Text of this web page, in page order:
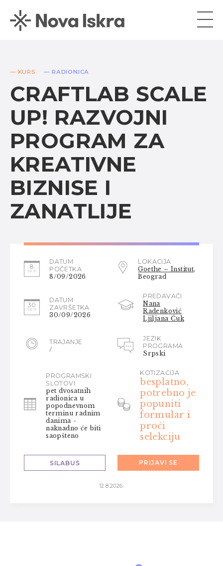
— KURS — RADIONICA
CRAFTLAB SCALE
UP! RAZVOJNI
PROGRAM ZA
KREATIVNE
BIZNISE I
ZANATLIJE
8
SEP
DATUM
POČETKA
8/09/2026
LOKACIJA
Goethe – Institut,
Beograd
30
SEP
DATUM
ZAVRŠETKA
30/09/2026
PREDAVAČI
Nana
Radenković
Ljiljana Ćuk
TRAJANJE
/
JEZIK
PROGRAMA
Srpski
PROGRAMSKI
SLOTOVI
pet dvosatnih
radionica u
popodnevnom
terminu radnim
danima -
naknadno će biti
saopšteno
KOTIZACIJA
besplatno,
potrebno je
popuniti
formular i
proći
selekciju
SILABUS PRIJAVI SE
12.8.2026.